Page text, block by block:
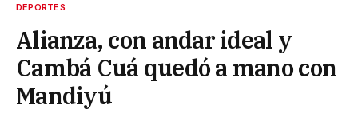
DEPORTES
Alianza, con andar ideal y
Cambá Cuá quedó a mano con
Mandiyú